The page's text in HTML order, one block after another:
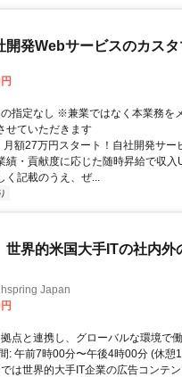
開発Webサービスのカス
指定なし ※兼業ではなく本業務を
せていただきます
額27万円スタート！自社開発サー
績・貢献度に応じた随時昇給で収入
く記載のうえ、ぜ...
世界的米国大手ITの社内
Japan
点と連携し、グローバルな環境で
: 午前7時00分〜午後4時00分 (休憩
は世界的大手IT企業の広告コンテ